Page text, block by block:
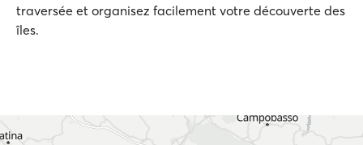
traversée et organisez facilement votre découverte des
îles.